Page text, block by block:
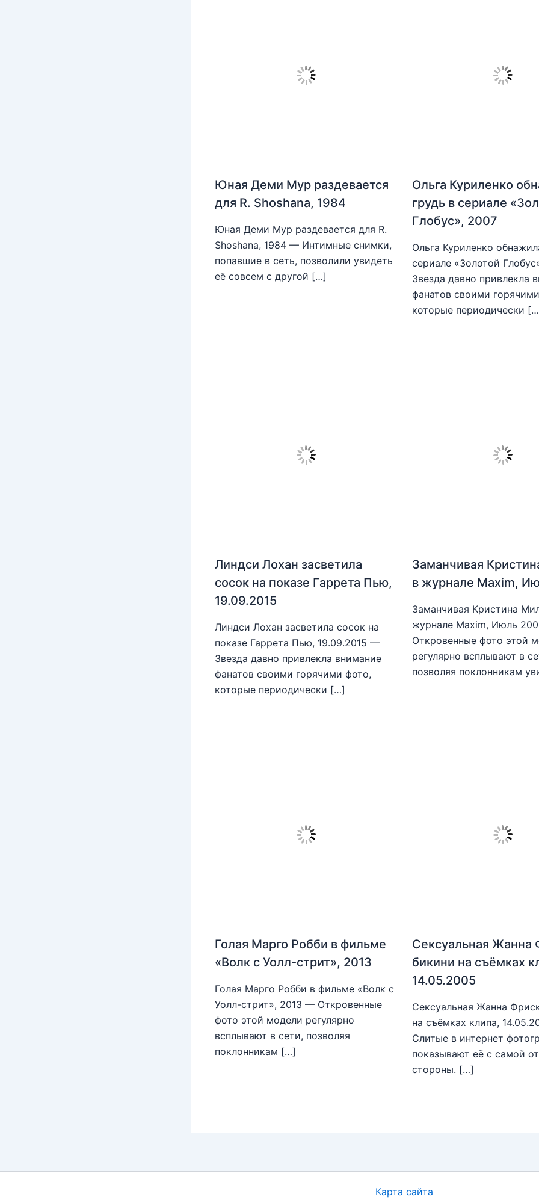
Юная Деми Мур раздевается
для R. Shoshana, 1984
Юная Деми Мур раздевается для R.
Shoshana, 1984 — Интимные снимки,
попавшие в сеть, позволили увидеть
её совсем с другой […]
Ольга Куриленко
грудь в сериале
Глобус», 2007
Ольга Куриленко
сериале «Золотой
Звезда давно привлекла
фанатов своими
которые периодически
Линдси Лохан засветила
сосок на показе Гаррета Пью,
19.09.2015
Линдси Лохан засветила сосок на
показе Гаррета Пью, 19.09.2015 —
Звезда давно привлекла внимание
фанатов своими горячими фото,
которые периодически […]
Заманчивая
в журнале Maxim,
Заманчивая Кристина
журнале Maxim, Июль
Откровенные фото этой
регулярно всплывают в
позволяя поклонникам
Голая Марго Робби в фильме
«Волк с Уолл-стрит», 2013
Голая Марго Робби в фильме «Волк с
Уолл-стрит», 2013 — Откровенные
фото этой модели регулярно
всплывают в сети, позволяя
поклонникам […]
Сексуальная Жанна
бикини на съёмках
14.05.2005
Сексуальная Жанна
на съёмках клипа,
Слитые в интернет
показывают её с самой
стороны. […]
Карта сайта